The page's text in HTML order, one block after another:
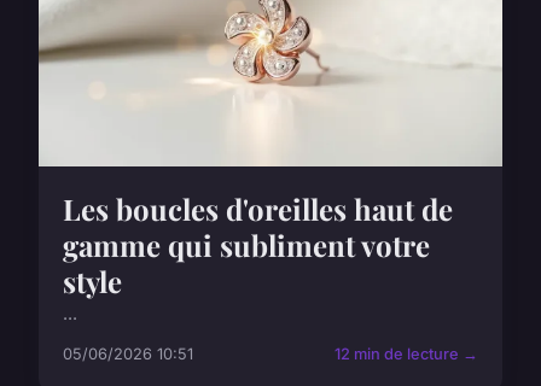
Les boucles d'oreilles haut de
gamme qui subliment votre
style
...
05/06/2026 10:51 12 min de lecture →